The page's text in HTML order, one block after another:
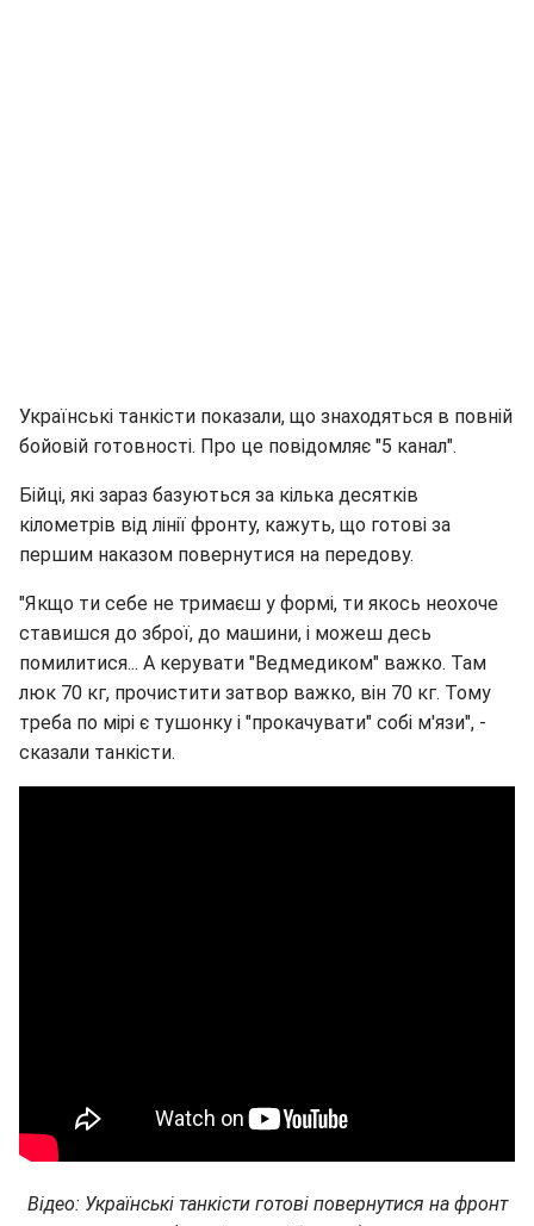
Українські танкісти показали, що знаходяться в повній
бойовій готовності. Про це повідомляє "5 канал".
Бійці, які зараз базуються за кілька десятків
кілометрів від лінії фронту, кажуть, що готові за
першим наказом повернутися на передову.
"Якщо ти себе не тримаєш у формі, ти якось неохоче
ставишся до зброї, до машини, і можеш десь
помилитися... А керувати "Ведмедиком" важко. Там
люк 70 кг, прочистити затвор важко, він 70 кг. Тому
треба по мірі є тушонку і "прокачувати" собі м'язи", -
сказали танкісти.
Відео: Українські танкісти готові повернутися на фронт